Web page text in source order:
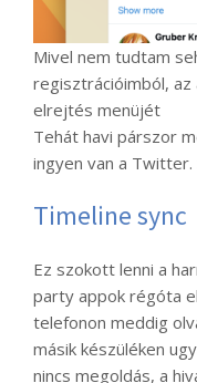
Mivel nem tudtam
regisztrációimból, az
elrejtés menüjét
Tehát havi párszor
ingyen van a
Timeline sync
Ez szokott lenni a
party appok régóta
telefonon meddig
másik készüléken
nincs megoldás, a